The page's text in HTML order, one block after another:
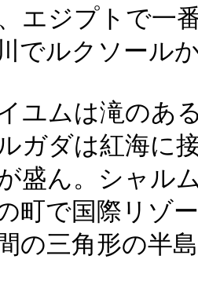
エジプトで一
でルクソール
ユムは滝のあ
ガダは紅海に
盛ん。シャル
町で国際リゾ
の三角形の半